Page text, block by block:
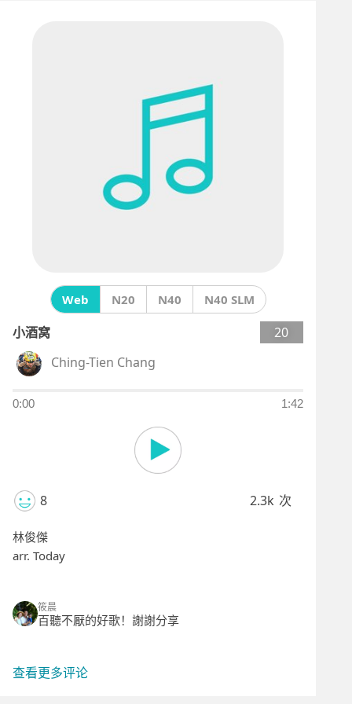
Web N20 N40 N40 SLM
小酒窝
20
Ching-Tien Chang
0:00 1:42
8 2.3k 次
林俊傑
arr. Today
筱晨
百聽不厭的好歌！謝謝分享
查看更多评论